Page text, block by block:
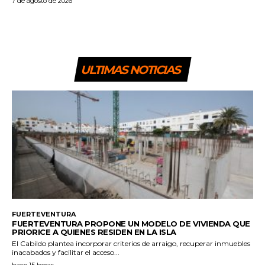
ULTIMAS NOTICIAS
FUERTEVENTURA
FUERTEVENTURA PROPONE UN MODELO DE VIVIENDA QUE
PRIORICE A QUIENES RESIDEN EN LA ISLA
El Cabildo plantea incorporar criterios de arraigo, recuperar inmuebles
inacabados y facilitar el acceso...